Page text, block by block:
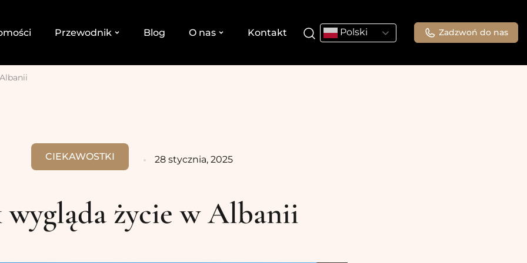
Przewodnik Blog O nas Kontakt Polski Zadzwoń do nas
CIEKAWOSTKI 28 stycznia, 2025
wygląda życie w Albanii